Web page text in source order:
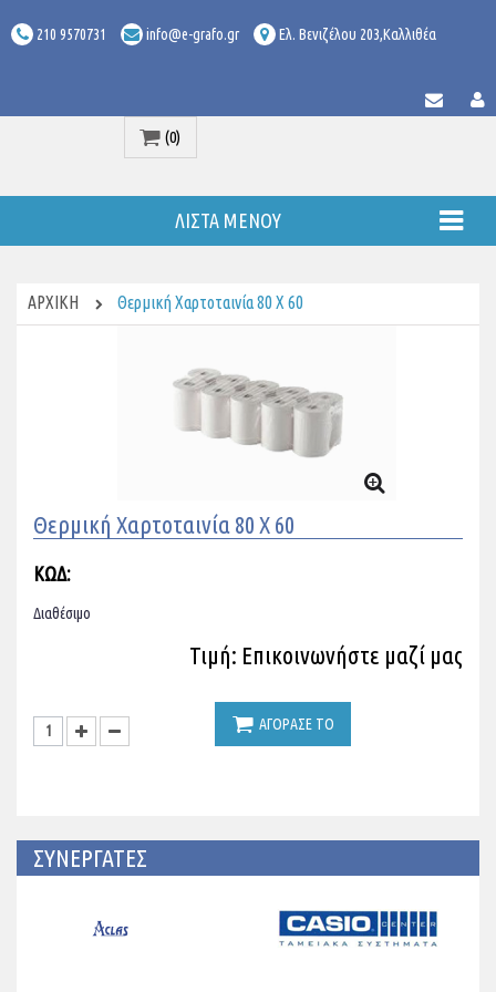
210 9570731 info@e-grafo.gr Ελ. Βενιζέλου 203,Καλλιθέα
(0)
ΛΊΣΤΑ ΜΕΝΟΎ
ΑΡΧΙΚΉ Θερμική Χαρτοταινία 80 X 60
Θερμική Χαρτοταινία 80 X 60
ΚΩΔ:
Διαθέσιμο
Τιμή: Επικοινωνήστε μαζί μας
ΑΓΟΡΑΣΕ ΤΟ
ΣΥΝΕΡΓΑΤΕΣ